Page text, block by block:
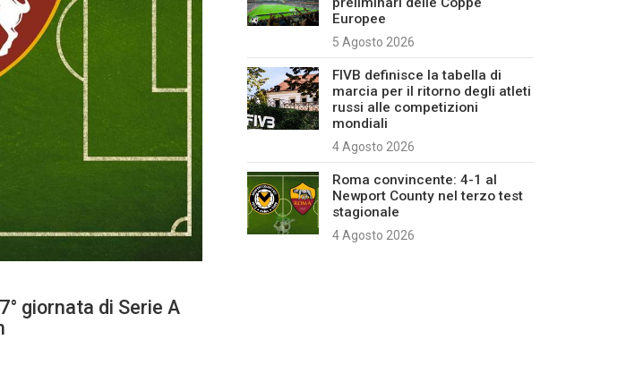
giornata di Serie A
Europee
5 Agosto 2026
FIVB definisce la tabella di
marcia per il ritorno degli atleti
russi alle competizioni
mondiali
4 Agosto 2026
Roma convincente: 4-1 al
Newport County nel terzo test
stagionale
4 Agosto 2026